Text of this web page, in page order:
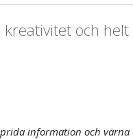
och
information och